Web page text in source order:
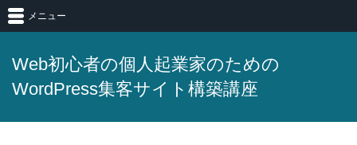
Web初心者の個人起業家のための
WordPress集客サイト構築講座
メニュー